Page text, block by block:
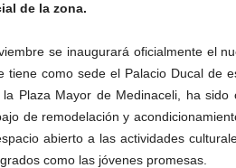
de la zona.
se inaugurará oficialmente el
tiene como sede el Palacio Ducal de
Plaza Mayor de Medinaceli, ha
de remodelación y
abierto a las actividades
como las jóvenes promesas.